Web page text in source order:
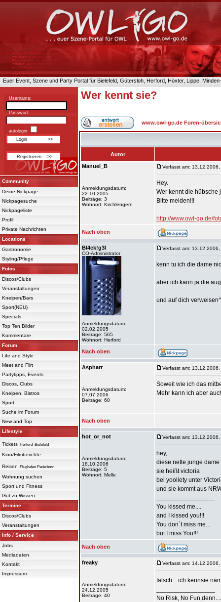
Euer Event, Szene und Party Portal für Bielefeld, Gütersloh, Herford, Höxter, Lippe,
Username:
Passwort:
autologin:
Community
Deine Nickpage
Nickpagesuche
Nickpageliste
Profil
Private Nachrichten
Locations
Gastronomie
Styling/Pflege
Fotos
Discos/Clubs
Veranstaltungen
Kneipen/Bars
Sport(NEU)
Specials
Top Ten Bilder
Kommentare
Forum
Life and Style
Meet and Flirt
Partytipps, Events
Discos, Clubs
Kneipen, Bistros
Sport
Suche im Forum
New and Top
Lifestyle
Tickets Herford Bielefeld
Kino/Filmberichte
Reisen Flughafen Paderborn
Wohnung suchen
Sport und Fitness
Gut zu Wissen
Termine
Discos/Clubs
Veranstaltungen
Info / Service
Jobs
Mediadaten
Kontakt
Impressum
Wer kennt sie?
www.owl-go.de Foren-
Autor
Manuel_B
Anmeldungsdatum:
22.10.2005
Beiträge: 3
Wohnort: Kirchlengern
Verfasst am:
Hey.
Wer kennt die hübsche
Bitte melden!!!
http://www.owl-go.de/
Nach oben
Bl4ck!g3l
CO-Administrator
Anmeldungsdatum:
02.02.2005
Beiträge: 565
Wohnort: Herford
Verfasst am:
kenn tu ich die dame
aber ich kann ja die
und auf dich
Nach oben
Aspharr
Anmeldungsdatum:
07.07.2006
Beiträge: 60
Verfasst am:
Soweit wie ich das
Mehr kann ich aber
Nach oben
hot_or_not
Anmeldungsdatum:
18.10.2006
Beiträge: 5
Wohnort: Melle
Verfasst am:
hey,
diese nette junge
sie heißt victoria
bei yooliety unter
und sie kommt aus
You kissed me....
and I kissed you!!!
You don´t miss me...
but I miss You!!!
Nach oben
freaky
Anmeldungsdatum:
24.12.2005
Beiträge: 40
Verfasst am:
falsch... ich kennsie
No Risk, No